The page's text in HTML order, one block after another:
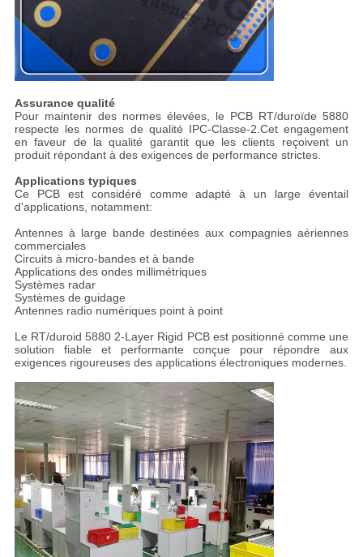
Assurance qualité
Pour maintenir des normes élevées, le PCB RT/duroïde 5880
respecte les normes de qualité IPC-Classe-2.Cet engagement
en faveur de la qualité garantit que les clients reçoivent un
produit répondant à des exigences de performance strictes.
Applications typiques
Ce PCB est considéré comme adapté à un large éventail
d'applications, notamment:
Antennes à large bande destinées aux compagnies aériennes
commerciales
Circuits à micro-bandes et à bande
Applications des ondes millimétriques
Systèmes radar
Systèmes de guidage
Antennes radio numériques point à point
Le RT/duroid 5880 2-Layer Rigid PCB est positionné comme une
solution fiable et performante conçue pour répondre aux
exigences rigoureuses des applications électroniques modernes.